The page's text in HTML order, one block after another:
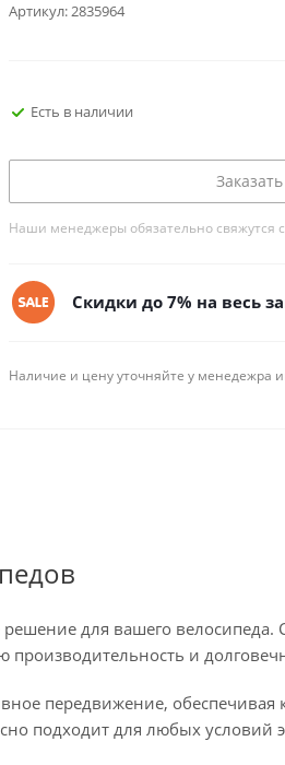
Артикул:2835964
Есть в наличии
Заказать
Наши менеджеры обязательно свяжутся
Скидки до 7% на весь
Наличие и цену уточняйте у менедежра
для вашего велосипеда.
и
передвижение,
подходит для любых условий